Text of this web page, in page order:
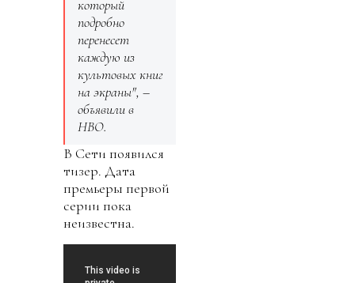
который
подробно
перенесет
каждую из
культовых книг
на экраны", –
объявили в
НВО.
В Сети появился
тизер. Дата
премьеры первой
серии пока
неизвестна.